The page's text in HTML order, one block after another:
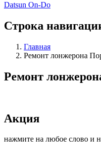
Datsun On-Do
Строка
Главная
Ремонт лонжерона
Ремонт
Акция
нажмите на любое слово и